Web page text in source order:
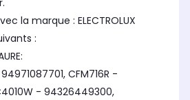
la marque : ELECTROLUX
:
CFM716R -
- 94326449300,